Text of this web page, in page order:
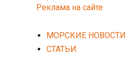
Реклама на сайте
МОРСКИЕ НОВОСТИ
СТАТЬИ